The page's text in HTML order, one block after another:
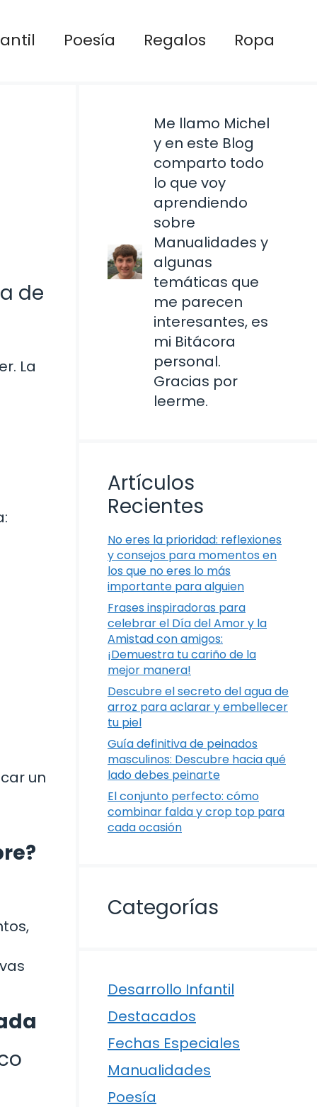
Poesía Regalos Ropa
de
La
un
Me llamo Michel
y en este Blog
comparto todo
lo que voy
aprendiendo
sobre
Manualidades y
algunas
temáticas que
me parecen
interesantes, es
mi Bitácora
personal.
Gracias por
leerme.
Artículos
Recientes
No eres la prioridad: reflexiones
y consejos para momentos en
los que no eres lo más
importante para alguien
Frases inspiradoras para
celebrar el Día del Amor y la
Amistad con amigos:
¡Demuestra tu cariño de la
mejor manera!
Descubre el secreto del agua de
arroz para aclarar y embellecer
tu piel
Guía definitiva de peinados
masculinos: Descubre hacia qué
lado debes peinarte
El conjunto perfecto: cómo
combinar falda y crop top para
cada ocasión
Categorías
Desarrollo Infantil
Destacados
Fechas Especiales
Manualidades
Poesía